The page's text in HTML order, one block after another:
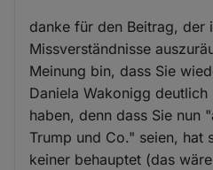
danke für den Beitrag, der
Missverständnisse
Meinung bin, dass Sie
Daniela Wakonigg
haben, denn dass Sie nun
Trump und Co." seien, hat
keiner behauptet (das